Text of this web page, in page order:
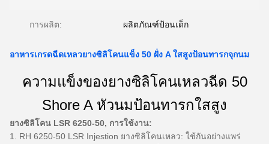
การผลิต: ผลิตภัณฑ์ป้อนเด็ก
อาหารเกรดฉีดเหลวยางซิลิโคนแข็ง 50 ฝั่ง A ใสสูงป้อนทารกจุกนม
ความแข็งของยางซิลิโคนเหลวฉีด 50
Shore A หัวนมป้อนทารกใสสูง
ยางซิลิโคน LSR 6250-50, การใช้งาน:
1. RH 6250-50 LSR Injestion ยางซิลิโคนเหลว: ใช้กันอย่างแพร่